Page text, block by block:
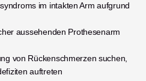
im intakten Arm aufgrund
aussehenden Prothesenarm
von Rückenschmerzen suchen,
auftreten